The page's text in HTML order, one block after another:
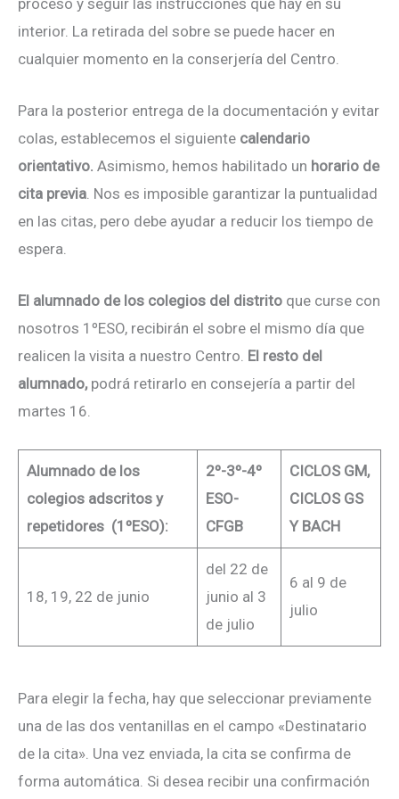
interior. La retirada del sobre se puede hacer en
cualquier momento en la conserjería del Centro.
Para la posterior entrega de la documentación y evitar
colas, establecemos el siguiente calendario
orientativo. Asimismo, hemos habilitado un horario de
cita previa . Nos es imposible garantizar la puntualidad
en las citas, pero debe ayudar a reducir los tiempo de
espera.
El alumnado de los colegios del distrito que curse con
nosotros 1ºESO, recibirán el sobre el mismo día que
realicen la visita a nuestro Centro. El resto del
alumnado,podrá retirarlo en consejería a partir del
martes 16.
Alumnado de los
colegios adscritos y
repetidores (1ºESO):
2º-3º-4º
ESO-
CFGB
CICLOS GM,
CICLOS GS
Y BACH
18, 19, 22 de junio
del 22 de
junio al 3
de julio
6 al 9 de
julio
Para elegir la fecha, hay que seleccionar previamente
una de las dos ventanillas en el campo «Destinatario
de la cita». Una vez enviada, la cita se confirma de
forma automática. Si desea recibir una confirmación